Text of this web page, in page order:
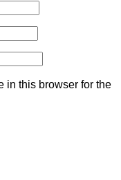
in this browser for the